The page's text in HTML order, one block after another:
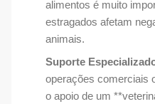
alimentos é muito
estragados afetam
animais.
Suporte
operações comerciais
o apoio de um